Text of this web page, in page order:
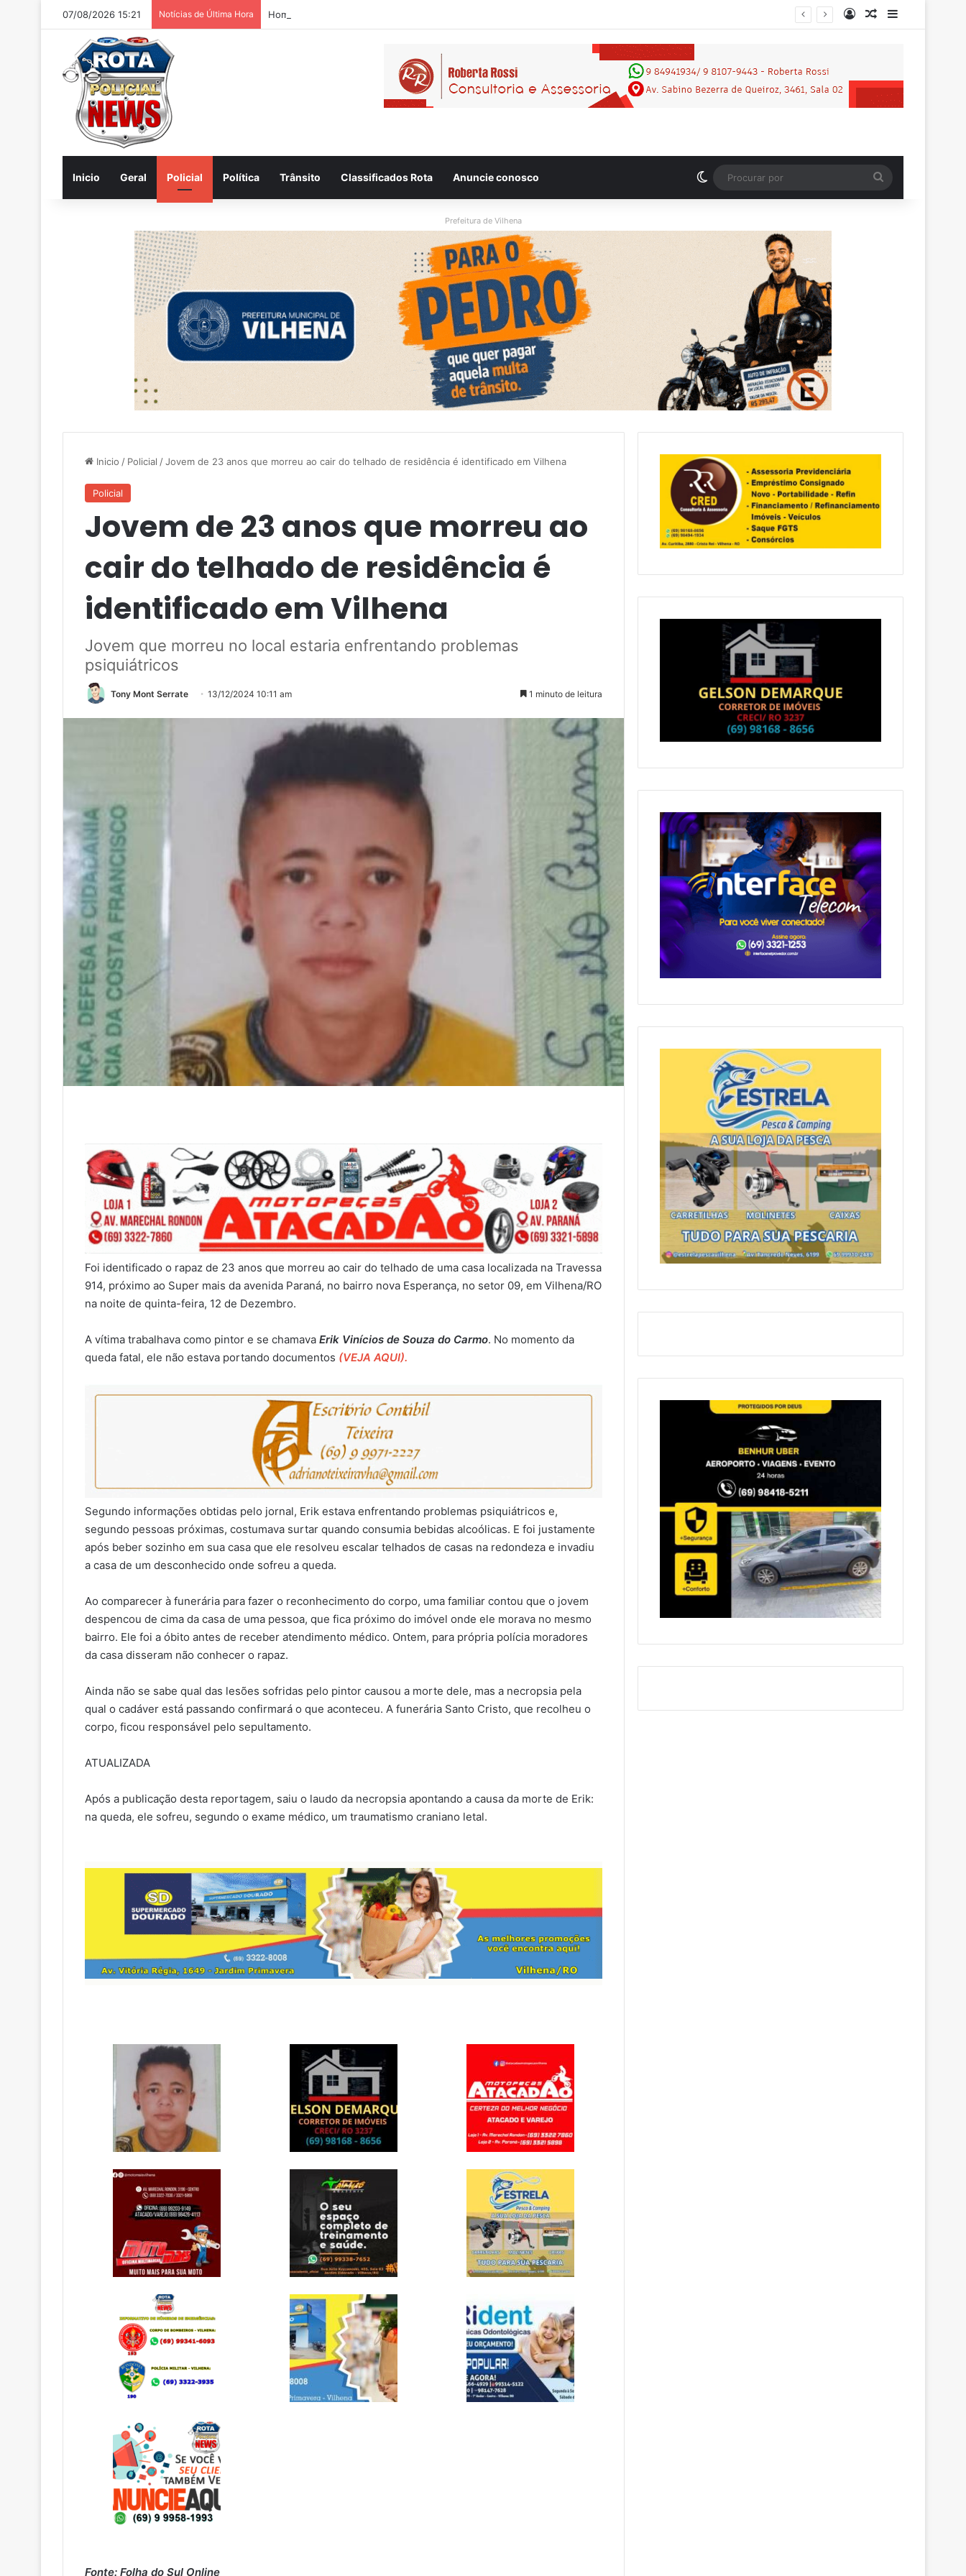
07/08/2026 15:21 Notícias de Última Hora Homem é preso após ser flagrado repassando porção de maconha a garoto de 14 anos em praça de Vilhena EntrarArtigo aleatório
Inicio Geral Policial Política Trânsito Classificados Rota Anuncie conosco Switch skin
por
Prefeitura de Vilhena
Inicio / Policial /Jovem de 23 anos que morreu ao cair do telhado de residência é identificado em Vilhena
Policial
Jovem de 23 anos que morreu ao
cair do telhado de residência é
identificado em Vilhena
Jovem que morreu no local estaria enfrentando problemas
psiquiátricos
Tony Mont Serrate 13/12/2024 10:11 am 1 minuto de leitura
Foi identificado o rapaz de 23 anos que morreu ao cair do telhado de uma casa localizada na Travessa
914, próximo ao Super mais da avenida Paraná, no bairro nova Esperança, no setor 09, em Vilhena/RO
na noite de quinta-feira, 12 de Dezembro.
A vítima trabalhava como pintor e se chamava Erik Vinícios de Souza do Carmo. No momento da
queda fatal, ele não estava portando documentos (VEJA AQUI).
Segundo informações obtidas pelo jornal, Erik estava enfrentando problemas psiquiátricos e,
segundo pessoas próximas, costumava surtar quando consumia bebidas alcoólicas. E foi justamente
após beber sozinho em sua casa que ele resolveu escalar telhados de casas na redondeza e invadiu
a casa de um desconhecido onde sofreu a queda.
Ao comparecer à funerária para fazer o reconhecimento do corpo, uma familiar contou que o jovem
despencou de cima da casa de uma pessoa, que fica próximo do imóvel onde ele morava no mesmo
bairro. Ele foi a óbito antes de receber atendimento médico. Ontem, para própria polícia moradores
da casa disseram não conhecer o rapaz.
Ainda não se sabe qual das lesões sofridas pelo pintor causou a morte dele, mas a necropsia pela
qual o cadáver está passando confirmará o que aconteceu. A funerária Santo Cristo, que recolheu o
corpo, ficou responsável pelo sepultamento.
ATUALIZADA
Após a publicação desta reportagem, saiu o laudo da necropsia apontando a causa da morte de Erik:
na queda, ele sofreu, segundo o exame médico, um traumatismo craniano letal.
Fonte: Folha do Sul Online